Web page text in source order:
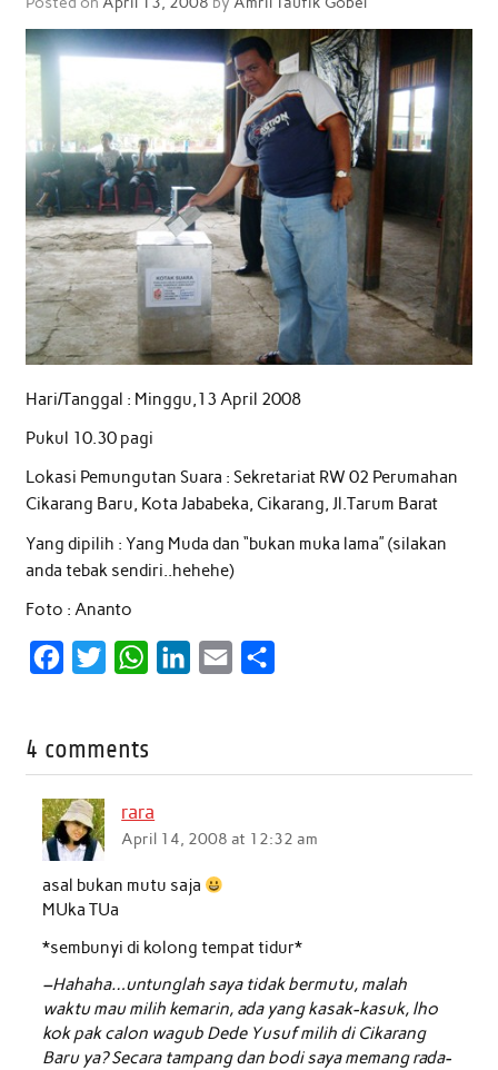
Hari/Tanggal : Minggu,13 April 2008
Pukul 10.30 pagi
Lokasi Pemungutan Suara : Sekretariat RW 02 Perumahan
Cikarang Baru, Kota Jababeka, Cikarang, Jl.Tarum Barat
Yang dipilih : Yang Muda dan “bukan muka lama” (silakan
anda tebak sendiri..hehehe)
Foto : Ananto
e
o
o
k
t
W
t
A
p
n
4 comments
rara
April 14, 2008 at 12:32 am
asal bukan mutu saja
MUka TUa
*sembunyi di kolong tempat tidur*
–Hahaha…untunglah saya tidak bermutu, malah
waktu mau milih kemarin, ada yang kasak-kasuk, lho
kok pak calon wagub Dede Yusuf milih di Cikarang
Baru ya? Secara tampang dan bodi saya memang rada-